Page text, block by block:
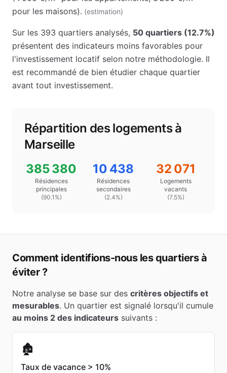
pour les maisons). (estimation)
Sur les 393 quartiers analysés, 50 quartiers (12.7%)
présentent des indicateurs moins favorables pour
l'investissement locatif selon notre méthodologie. Il
est recommandé de bien étudier chaque quartier
avant tout investissement.
Répartition des logements à
Marseille
385 380
Résidences
principales
(90.1 %)
10 438
Résidences
secondaires
(2.4%)
32 071
Logements
vacants
(7.5%)
Comment identifions-nous les quartiers à
éviter ?
Notre analyse se base sur des critères objectifs et
mesurables. Un quartier est signalé lorsqu'il cumule
au moins 2 des indicateurs suivants :
🏚️
Taux de vacance > 10%